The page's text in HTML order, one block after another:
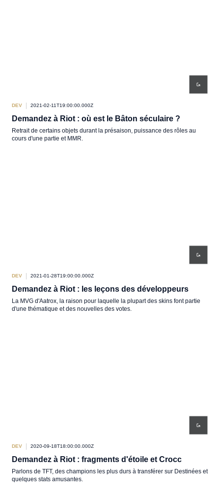
DEV 2021-02-11T19:00:00.000Z
Demandez à Riot : où est le Bâton séculaire ?
Retrait de certains objets durant la présaison, puissance des rôles au
cours d'une partie et MMR.
DEV 2021-01-28T19:00:00.000Z
Demandez à Riot : les leçons des développeurs
La MVG d'Aatrox, la raison pour laquelle la plupart des skins font partie
d'une thématique et des nouvelles des votes.
DEV 2020-09-18T18:00:00.000Z
Demandez à Riot : fragments d'étoile et Crocc
Parlons de TFT, des champions les plus durs à transférer sur Destinées et
quelques stats amusantes.